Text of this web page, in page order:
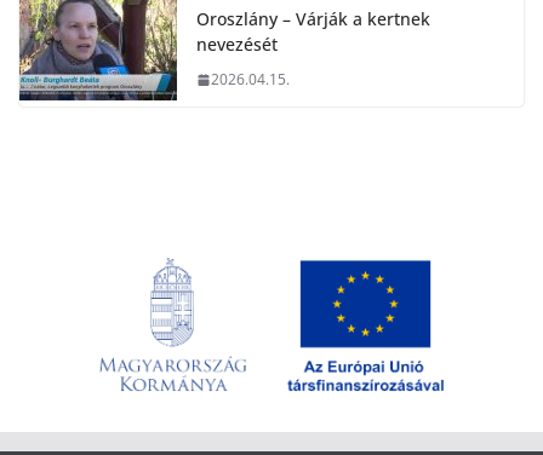
Oroszlány – Várják a kertnek
nevezését
2026.04.15.